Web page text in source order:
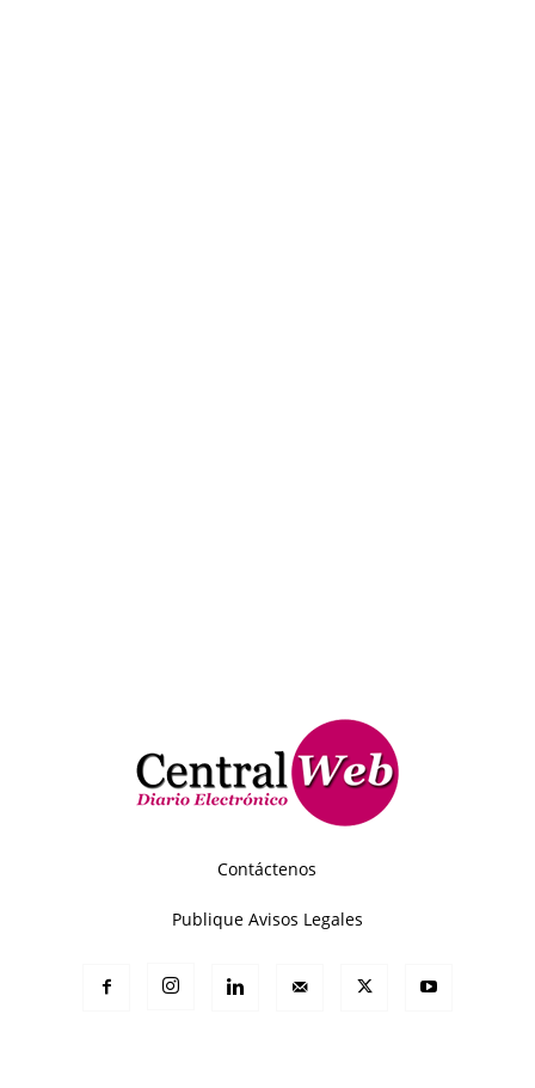
Contáctenos
Publique Avisos Legales